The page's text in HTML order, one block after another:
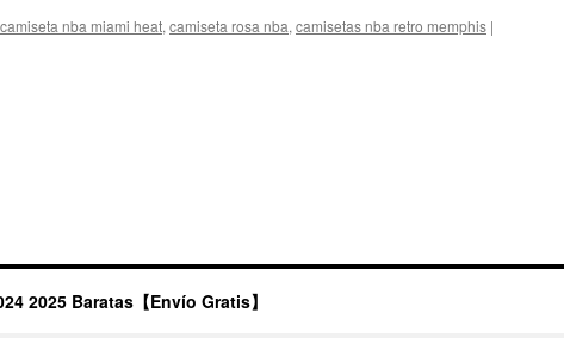
camiseta nba miami heat, camiseta rosa nba, camisetas nba retro memphis |
2025 Baratas【Envío Gratis】